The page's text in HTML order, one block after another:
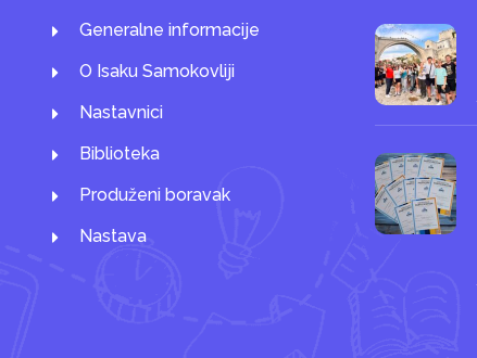
Generalne informacije
O Isaku Samokovliji
Nastavnici
Biblioteka
Produženi boravak
Nastava